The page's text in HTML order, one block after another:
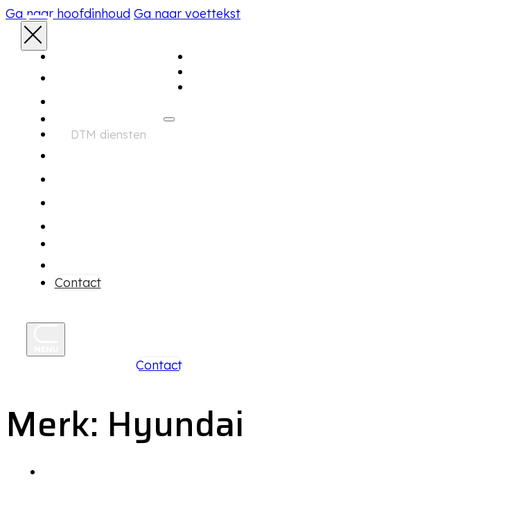
Ga naar hoofdinhoud Ga naar voettekst
DTM diensten
Contact
Contact
Merk: Hyundai